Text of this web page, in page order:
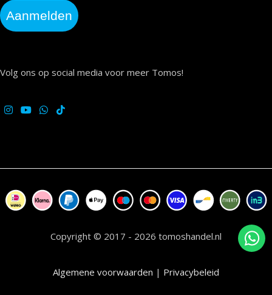
Aanmelden
Volg ons op social media voor meer Tomos!
Copyright © 2017 - 2026 tomoshandel.nl
Algemene voorwaarden | Privacybeleid